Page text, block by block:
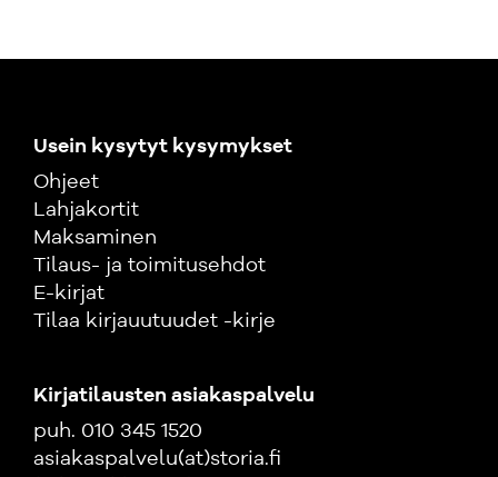
Usein kysytyt kysymykset
Ohjeet
Lahjakortit
Maksaminen
Tilaus- ja toimitusehdot
E-kirjat
Tilaa kirjauutuudet -kirje
Kirjatilausten asiakaspalvelu
puh. 010 345 1520
asiakaspalvelu(at)storia.fi